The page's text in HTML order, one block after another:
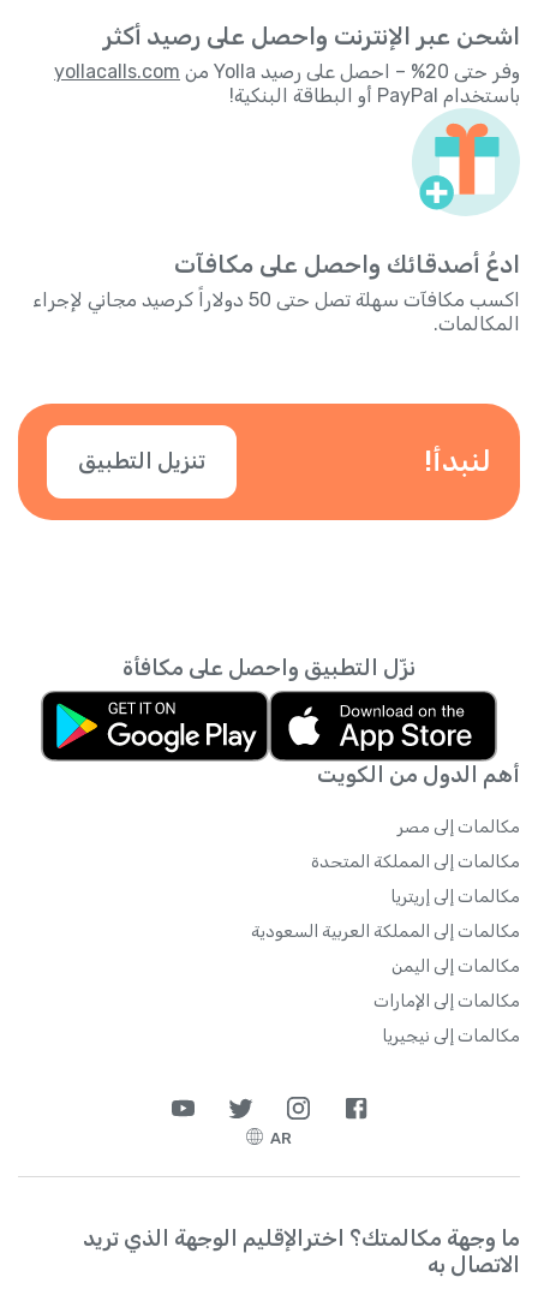
اشحن عبر الإنترنت واحصل على رصيد أكثر
وفر حتى 20% – احصل على رصيد Yolla من
yollacalls.com
باستخدام PayPal أو البطاقة البنكية!
ادعُ أصدقائك واحصل على مكافآت
اكسب مكافآت سهلة تصل حتى 50 دولاراً كرصيد مجاني لإجراء
المكالمات.
لنبدأ! تنزيل التطبيق
أهم الدول من الكويت
مكالمات إلى مصر
مكالمات إلى المملكة المتحدة
مكالمات إلى إريتريا
مكالمات إلى المملكة العربية السعودية
مكالمات إلى اليمن
مكالمات إلى الإمارات
مكالمات إلى نيجيريا
نزّل التطبيق واحصل على مكافأة
AR
ما وجهة مكالمتك؟ اخترالإقليم الوجهة الذي تريد
الاتصال به